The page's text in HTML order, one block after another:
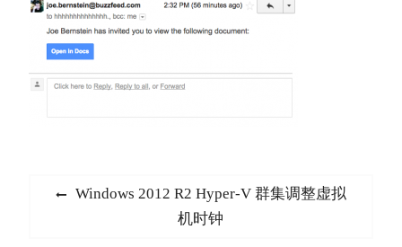
Previous
Windows 2012 R2 Hyper-V 群集调整虚拟
机时钟